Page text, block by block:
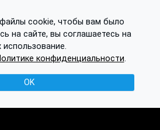
cookie, чтобы вам было
на сайте, вы соглашаетесь на
использование.
конфиденциальности.
OK